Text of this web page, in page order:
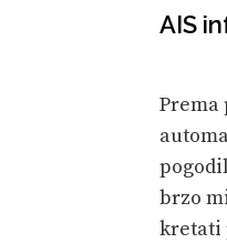
AIS
Prema
brzo
kretati